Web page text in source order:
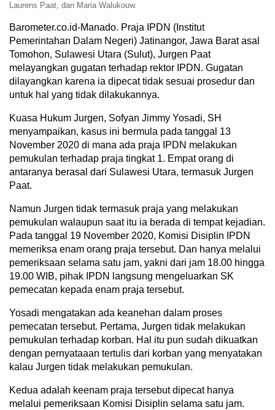
Laurens Paat, dan Maria Walukouw.
Barometer.co.id-Manado. Praja IPDN (Institut
Pemerintahan Dalam Negeri) Jatinangor, Jawa Barat asal
Tomohon, Sulawesi Utara (Sulut), Jurgen Paat
melayangkan gugatan terhadap rektor IPDN. Gugatan
dilayangkan karena ia dipecat tidak sesuai prosedur dan
untuk hal yang tidak dilakukannya.
Kuasa Hukum Jurgen, Sofyan Jimmy Yosadi, SH
menyampaikan, kasus ini bermula pada tanggal 13
November 2020 di mana ada praja IPDN melakukan
pemukulan terhadap praja tingkat 1. Empat orang di
antaranya berasal dari Sulawesi Utara, termasuk Jurgen
Paat.
Namun Jurgen tidak termasuk praja yang melakukan
pemukulan walaupun saat itu ia berada di tempat kejadian.
Pada tanggal 19 November 2020, Komisi Disiplin IPDN
memeriksa enam orang praja tersebut. Dan hanya melalui
pemeriksaan selama satu jam, yakni dari jam 18.00 hingga
19.00 WIB, pihak IPDN langsung mengeluarkan SK
pemecatan kepada enam praja tersebut.
Yosadi mengatakan ada keanehan dalam proses
pemecatan tersebut. Pertama, Jurgen tidak melakukan
pemukulan terhadap korban. Hal itu pun sudah dikuatkan
dengan pernyataaan tertulis dari korban yang menyatakan
kalau Jurgen tidak melakukan pemukulan.
Kedua adalah keenam praja tersebut dipecat hanya
melalui pemeriksaan Komisi Disiplin selama satu jam.